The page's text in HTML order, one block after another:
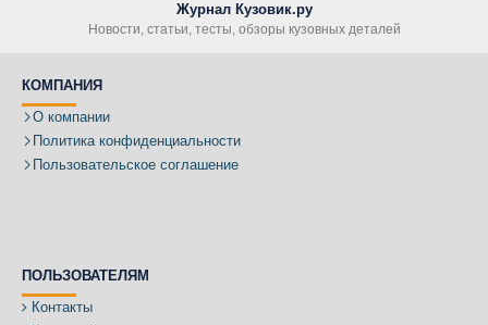
Журнал Кузовик.ру
Новости, статьи, тесты, обзоры кузовных деталей
КОМПАНИЯ
О компании
Политика конфиденциальности
Пользовательское соглашение
ПОЛЬЗОВАТЕЛЯМ
Контакты